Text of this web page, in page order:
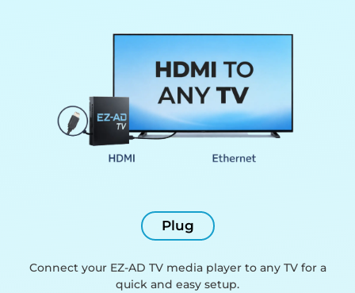
Plug
Connect your EZ-AD TV media player to any TV for a
quick and easy setup.